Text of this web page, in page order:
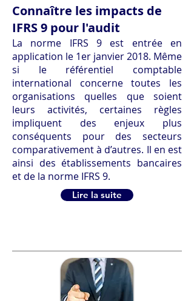
Connaître les impacts de
IFRS 9 pour l'audit
La norme IFRS 9 est entrée en
application le 1er janvier 2018. Même
si le référentiel comptable
international concerne toutes les
organisations quelles que soient
leurs activités, certaines règles
impliquent des enjeux plus
conséquents pour des secteurs
comparativement à d’autres. Il en est
ainsi des établissements bancaires
et de la norme IFRS 9.
Lire la suite